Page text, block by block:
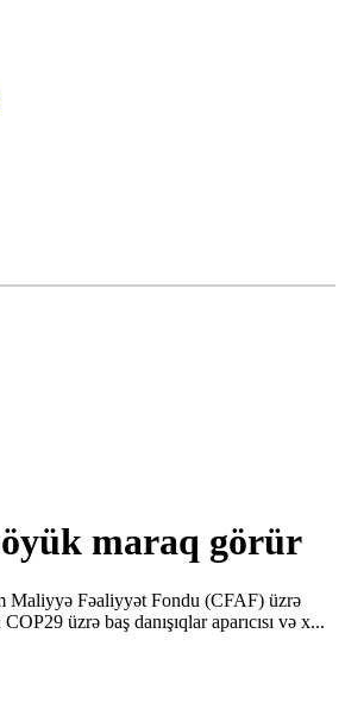
maraq görür
Maliyyə Fəaliyyət Fondu (CFAF) üzrə
üzrə baş danışıqlar aparıcısı və x...